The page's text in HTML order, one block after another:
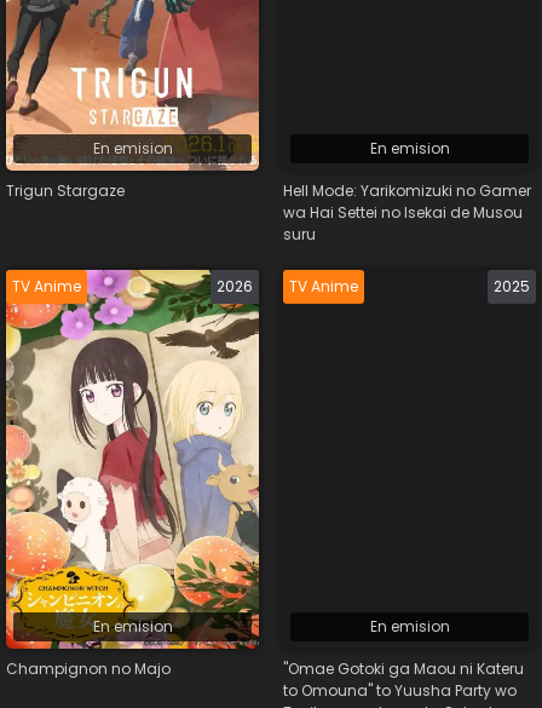
En emision
Trigun Stargaze
En emision
Hell Mode: Yarikomizuki no Gamer
wa Hai Settei no Isekai de Musou
suru
TV Anime 2026
En emision
Champignon no Majo
TV Anime 2025
En emision
"Omae Gotoki ga Maou ni Kateru
to Omouna" to Yuusha Party wo